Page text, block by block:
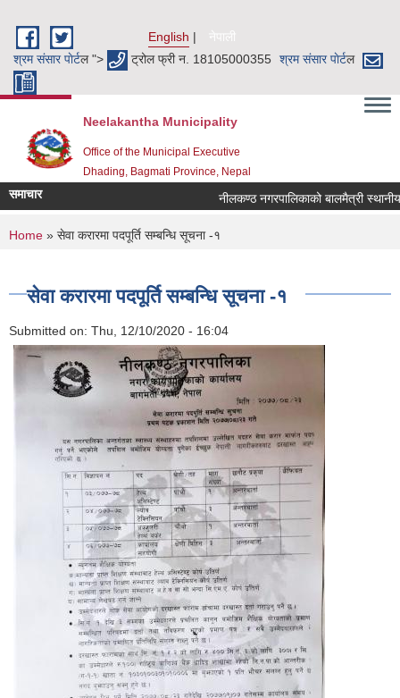
English
नेपाली
श्रम संसार पाेर्टल "> ट्रोल फ्री न. 18105000355 श्रम संसार पाेर्टल
Neelakantha Municipality
Office of the Municipal Executive
Dhading, Bagmati Province, Nepal
समाचार नीलकण्ठ नगरपालिकाको बालमैत्री
You are here
Home » सेवा करारमा पदपूर्ति सम्बन्धि सूचना -१
सेवा करारमा पदपूर्ति सम्बन्धि सूचना -१
Submitted on: Thu, 12/10/2020 - 16:04